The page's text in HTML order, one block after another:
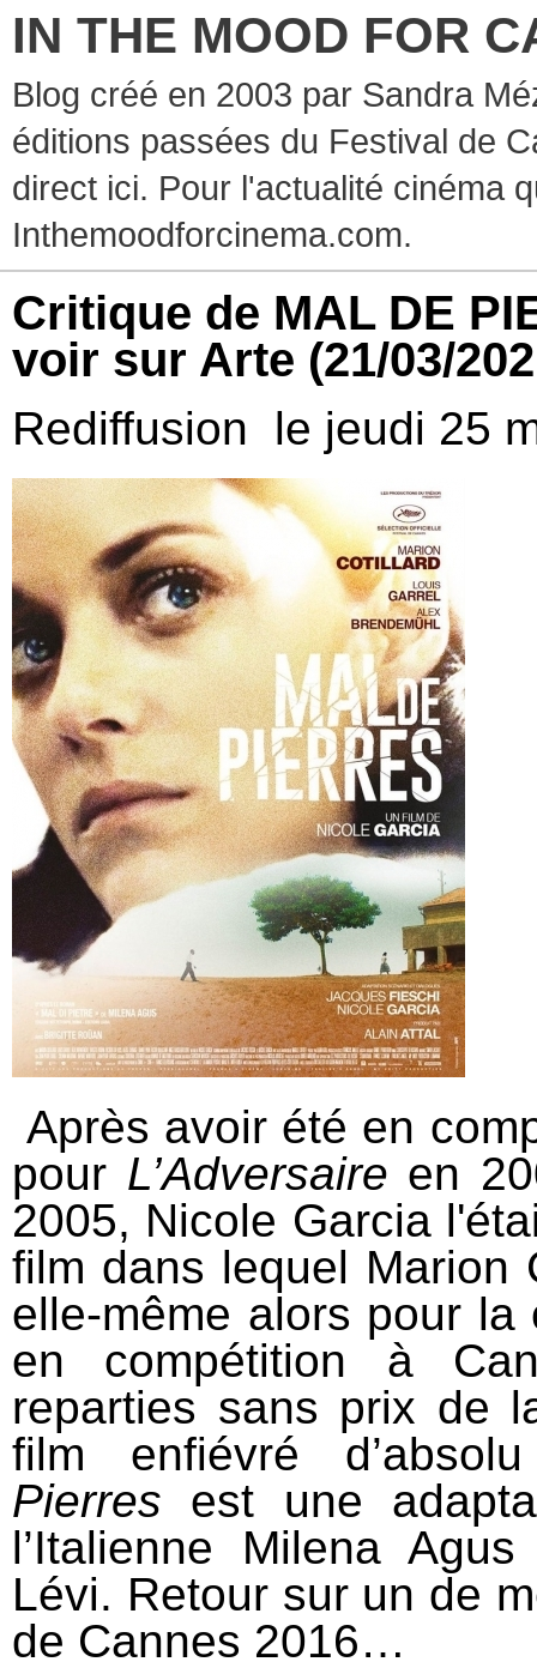
IN THE MOOD FOR
Blog créé en 2003 par Sandra
éditions passées du Festival de
direct ici. Pour l'actualité cinéma
Inthemoodforcinema.com.
Critique de MAL DE
voir sur Arte (21/03/
Rediffusion le jeudi 25
Après avoir été en
pour L’Adversaire en
2005, Nicole Garcia
film dans lequel Marion
elle-même alors pour
en compétition à
reparties sans prix de
film enfiévré
Pierres est une
l’Italienne Milena
Lévi. Retour sur un de
de Cannes 2016…